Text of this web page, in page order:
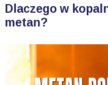
Dlaczego w
metan?